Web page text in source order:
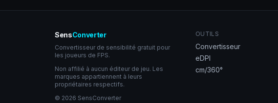
SensConverter
Convertisseur de sensibilité gratuit pour
les joueurs de FPS.
Non affilié à aucun éditeur de jeu. Les
marques appartiennent à leurs
propriétaires respectifs.
© 2026 SensConverter
OUTILS
Convertisseur
eDPI
cm/360°